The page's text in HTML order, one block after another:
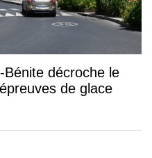
décroche le
de glace